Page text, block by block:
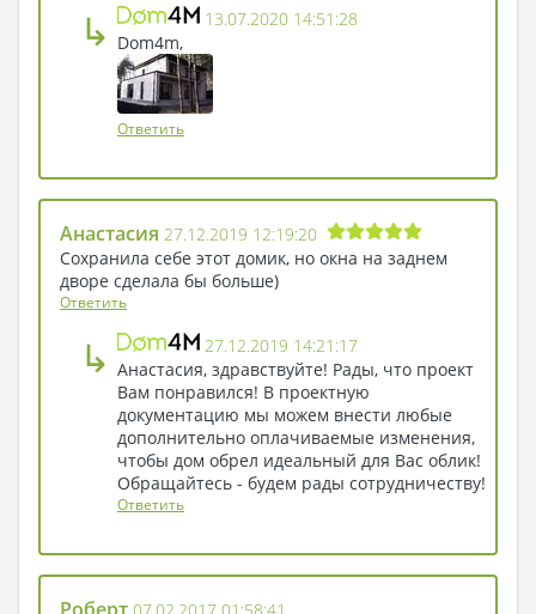
перекрытия и фундамент в виде монолитной
ленты. Кровля с углом наклона 20° покрыта
фальцевой кровлей, что обеспечивает
надежную защиту от погодных условий.
Проект 4M684 идеально подходит для семей,
ценящих современный дизайн, простор и
функциональность. Он также будет отличным
выбором для тех, кто планирует строительство
дома на участке с минимальными размерами 20
м в длину и 21 м в ширину. Благодаря
продуманной планировке и использованию
качественных материалов, этот дом обеспечит
своим владельцам уют и надежность на долгие
↳
13.07.2020 14:51:28
Dom4m,
Ответить
Анастасия 27.12.2019 12:19:20
Сохранила себе этот домик, но окна на заднем
дворе сделала бы больше)
Ответить
↳
27.12.2019 14:21:17
Анастасия, здравствуйте! Рады, что проект
Вам понравился! В проектную
документацию мы можем внести любые
дополнительно оплачиваемые изменения,
чтобы дом обрел идеальный для Вас облик!
Обращайтесь - будем рады сотрудничеству!
Ответить